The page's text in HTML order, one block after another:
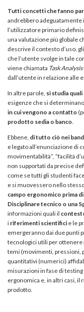
Tutti concetti che fanno
andrebbero adeguatamente
l’utilizzatore primario
una valutazione più globale
descrive il contesto d’uso,
che l’utente svolge in tale
viene chiamata Task Analysis
dall’utente in relazione alle
In altre parole, si studia
esigenze che si
in cui vengono a contatto
prodotto sedia o banco.
Ebbene, di tutto ciò nei
e legato all’enunciazione di
movimentabilità”, “facilità
non supportati da precise
come se tutti gli studenti
e si muovessero nello
campo ergonomico prima
Disciplinare tecnico o una
informazioni quali il
i riferimenti scientifici e le
emergeranno dai due punti
tecnologici utili per
temi (movimenti, pressioni,
quantitativi (numerici)
misurazioni in fase di
ergonomica e, in altri casi,
prodotto.